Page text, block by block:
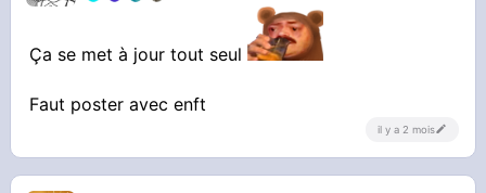
Ça se met à jour tout seul
Faut poster avec enft
il y a 2 mois